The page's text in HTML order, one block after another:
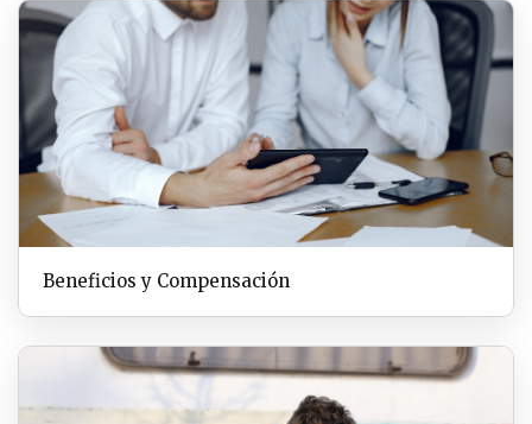
Beneficios y Compensación